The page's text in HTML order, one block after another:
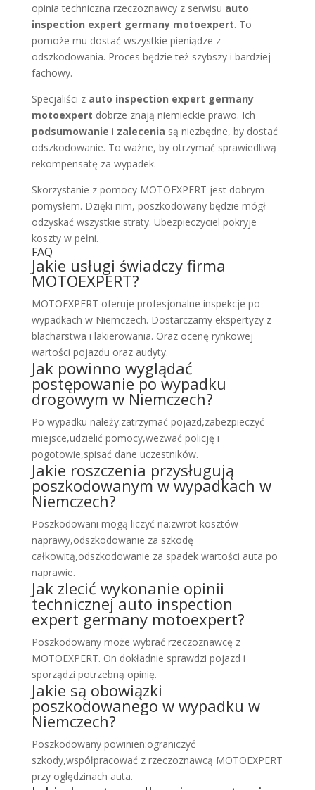
opinia techniczna rzeczoznawcy z serwisu auto
inspection expert germany motoexpert. To
pomoże mu dostać wszystkie pieniądze z
odszkodowania. Proces będzie też szybszy i bardziej
fachowy.
Specjaliści z auto inspection expert germany
motoexpert dobrze znają niemieckie prawo. Ich
podsumowanie i zalecenia są niezbędne, by dostać
odszkodowanie. To ważne, by otrzymać sprawiedliwą
rekompensatę za wypadek.
Skorzystanie z pomocy MOTOEXPERT jest dobrym
pomysłem. Dzięki nim, poszkodowany będzie mógł
odzyskać wszystkie straty. Ubezpieczyciel pokryje
koszty w pełni.
FAQ
Jakie usługi świadczy firma
MOTOEXPERT?
MOTOEXPERT oferuje profesjonalne inspekcje po
wypadkach w Niemczech. Dostarczamy ekspertyzy z
blacharstwa i lakierowania. Oraz ocenę rynkowej
wartości pojazdu oraz audyty.
Jak powinno wyglądać
postępowanie po wypadku
drogowym w Niemczech?
Po wypadku należy:zatrzymać pojazd,zabezpieczyć
miejsce,udzielić pomocy,wezwać policję i
pogotowie,spisać dane uczestników.
Jakie roszczenia przysługują
poszkodowanym w wypadkach w
Niemczech?
Poszkodowani mogą liczyć na:zwrot kosztów
naprawy,odszkodowanie za szkodę
całkowitą,odszkodowanie za spadek wartości auta po
naprawie.
Jak zlecić wykonanie opinii
technicznej auto inspection
expert germany motoexpert?
Poszkodowany może wybrać rzeczoznawcę z
MOTOEXPERT. On dokładnie sprawdzi pojazd i
sporządzi potrzebną opinię.
Jakie są obowiązki
poszkodowanego w wypadku w
Niemczech?
Poszkodowany powinien:ograniczyć
szkody,współpracować z rzeczoznawcą MOTOEXPERT
przy oględzinach auta.